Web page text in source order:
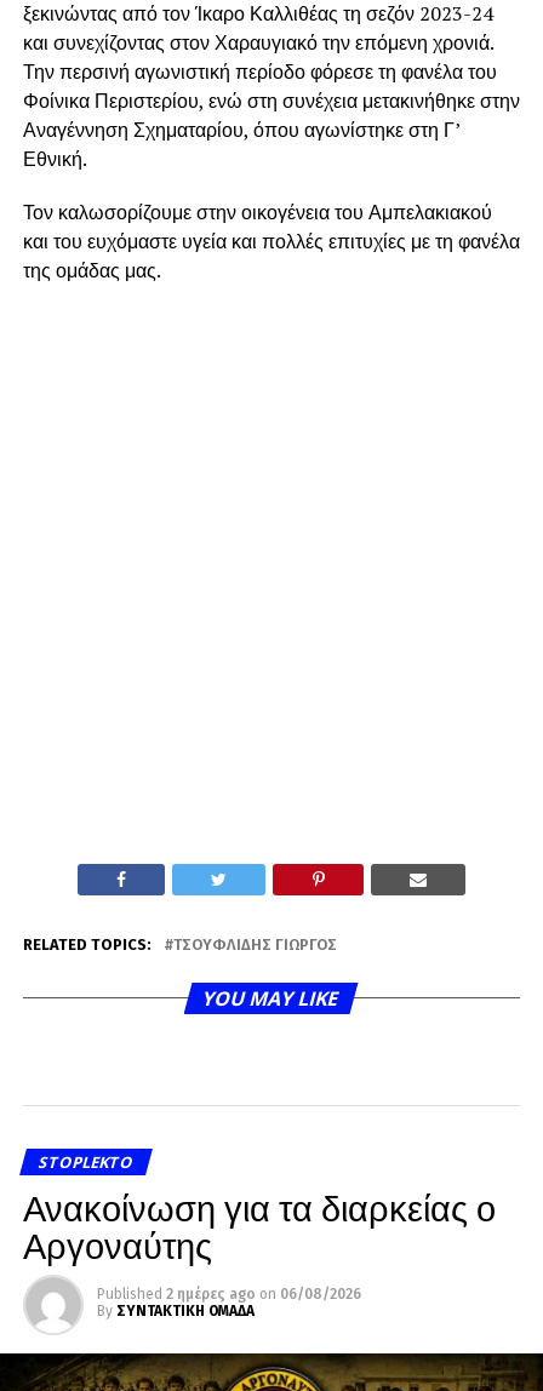
ξεκινώντας από τον Ίκαρο Καλλιθέας τη σεζόν 2023-24
και συνεχίζοντας στον Χαραυγιακό την επόμενη χρονιά.
Την περσινή αγωνιστική περίοδο φόρεσε τη φανέλα του
Φοίνικα Περιστερίου, ενώ στη συνέχεια μετακινήθηκε στην
Αναγέννηση Σχηματαρίου, όπου αγωνίστηκε στη Γ’
Εθνική.
Τον καλωσορίζουμε στην οικογένεια του Αμπελακιακού
και του ευχόμαστε υγεία και πολλές επιτυχίες με τη φανέλα
της ομάδας μας.
RELATED TOPICS: ΤΣΟΥΦΛΊΔΗΣ ΓΙΏΡΓΟΣ
YOU MAY LIKE
STOPLEKTO
Ανακοίνωση για τα διαρκείας ο
Αργοναύτης
Published 2 ημέρες ago on 06/08/2026
By ΣΥΝΤΑΚΤΙΚΗ ΟΜΑΔΑ